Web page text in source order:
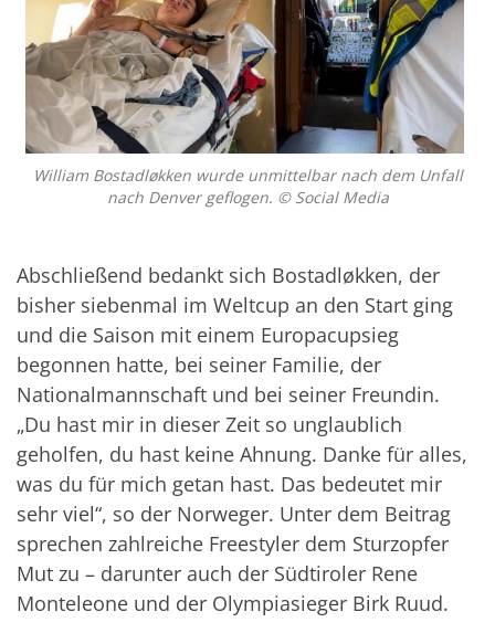
William Bostadløkken wurde unmittelbar nach dem Unfall
nach Denver geflogen. © Social Media
Abschließend bedankt sich Bostadløkken, der
bisher siebenmal im Weltcup an den Start ging
und die Saison mit einem Europacupsieg
begonnen hatte, bei seiner Familie, der
Nationalmannschaft und bei seiner Freundin.
„Du hast mir in dieser Zeit so unglaublich
geholfen, du hast keine Ahnung. Danke für alles,
was du für mich getan hast. Das bedeutet mir
sehr viel“, so der Norweger. Unter dem Beitrag
sprechen zahlreiche Freestyler dem Sturzopfer
Mut zu – darunter auch der Südtiroler Rene
Monteleone und der Olympiasieger Birk Ruud.